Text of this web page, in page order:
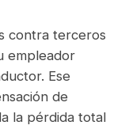
contra terceros
empleador
Ese
de
la pérdida total